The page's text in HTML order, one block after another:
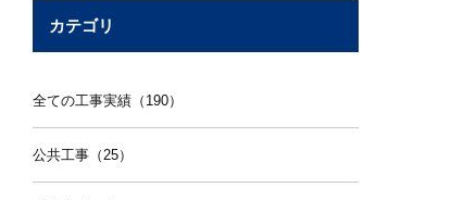
カテゴリ
全ての工事実績（190）
公共工事（25）